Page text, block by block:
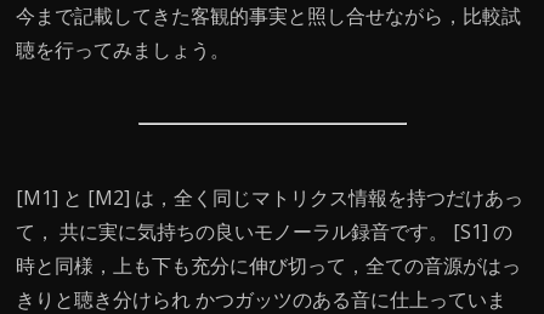
今まで記載してきた客観的事実と照し合せながら，比較試
聴を行ってみましょう。
[M1] と [M2] は，全く同じマトリクス情報を持つだけあっ
て， 共に実に気持ちの良いモノーラル録音です。 [S1] の
時と同様，上も下も充分に伸び切って，全ての音源がはっ
きりと聴き分けられ かつガッツのある音に仕上っていま